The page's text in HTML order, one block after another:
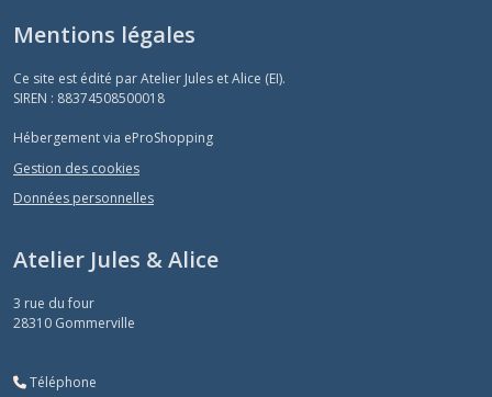
Mentions légales
Ce site est édité par Atelier Jules et Alice (EI).
SIREN : 88374508500018
Hébergement via eProShopping
Gestion des cookies
Données personnelles
Atelier Jules & Alice
3 rue du four
28310 Gommerville
Téléphone